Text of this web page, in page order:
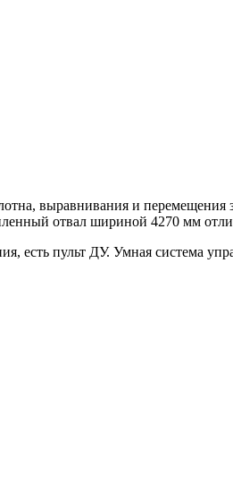
выравнивания и перемещения
отвал шириной 4270 мм
пульт ДУ. Умная система